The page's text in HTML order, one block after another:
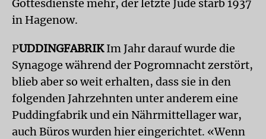
Gottesdienste mehr, der letzte Jude starb 1937
in Hagenow.
PUDDINGFABRIKIm Jahr darauf wurde die
Synagoge während der Pogromnacht zerstört,
blieb aber so weit erhalten, dass sie in den
folgenden Jahrzehnten unter anderem eine
Puddingfabrik und ein Nährmittellager war,
auch Büros wurden hier eingerichtet. «Wenn